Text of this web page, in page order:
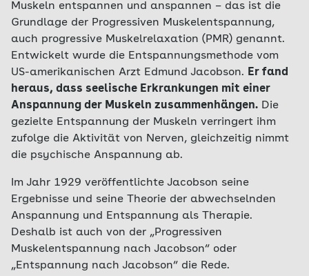
Muskeln entspannen und anspannen – das ist die
Grundlage der Progressiven Muskelentspannung,
auch progressive Muskelrelaxation (PMR) genannt.
Entwickelt wurde die Entspannungsmethode vom
US-amerikanischen Arzt Edmund Jacobson. Er fand
heraus, dass seelische Erkrankungen mit einer
Anspannung der Muskeln zusammenhängen. Die
gezielte Entspannung der Muskeln verringert ihm
zufolge die Aktivität von Nerven, gleichzeitig nimmt
die psychische Anspannung ab.
Im Jahr 1929 veröffentlichte Jacobson seine
Ergebnisse und seine Theorie der abwechselnden
Anspannung und Entspannung als Therapie.
Deshalb ist auch von der „Progressiven
Muskelentspannung nach Jacobson“ oder
„Entspannung nach Jacobson“ die Rede.